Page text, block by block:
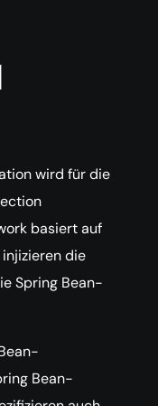
wird für die
basiert auf
die
Spring Bean-
Bean-